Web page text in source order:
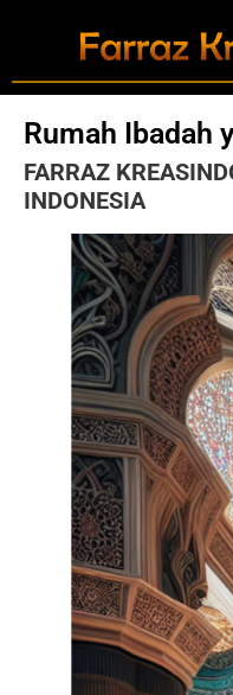
Rumah Ibadah
FARRAZ
INDONESIA